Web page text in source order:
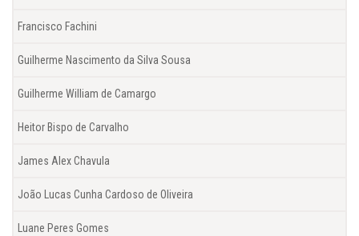
Francisco Fachini
Guilherme Nascimento da Silva Sousa
Guilherme William de Camargo
Heitor Bispo de Carvalho
James Alex Chavula
João Lucas Cunha Cardoso de Oliveira
Luane Peres Gomes